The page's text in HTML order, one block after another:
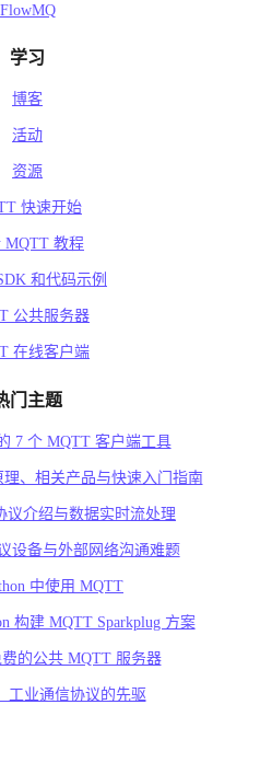
FlowMQ
学习
博客
活动
资源
快速开始
MQTT 教程
和代码示例
公共服务器
在线客户端
门主题
7 个 MQTT 客户端工具
、相关产品与快速入门指南
议介绍与数据实时流处理
设备与外部网络沟通难题
中使用 MQTT
构建 MQTT Sparkplug 方案
费的公共 MQTT 服务器
工业通信协议的先驱